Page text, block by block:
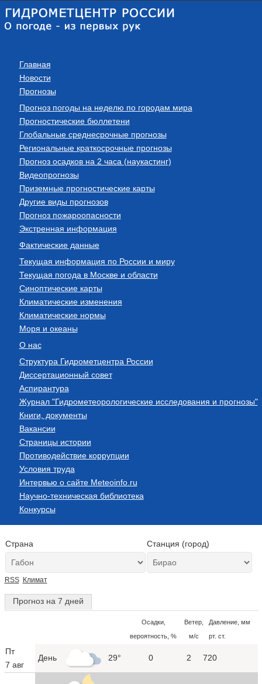
Главная
Новости
Прогнозы
Прогноз погоды на неделю по городам мира
Прогностические бюллетени
Глобальные среднесрочные прогнозы
Региональные краткосрочные прогнозы
Прогноз осадков на 2 часа (наукастинг)
Видеопрогнозы
Приземные прогностические карты
Другие виды прогнозов
Прогноз пожароопасности
Экстренная информация
Фактические данные
Текущая информация по России и миру
Текущая погода в Москве и области
Синоптические карты
Климатические изменения
Климатические нормы
Моря и океаны
О нас
Структура Гидрометцентра России
Диссертационный совет
Аспирантура
Журнал "Гидрометеорологические исследования и прогнозы"
Книги, документы
Вакансии
Страницы истории
Противодействие коррупции
Условия труда
Интервью о сайте Meteoinfo.ru
Научно-техническая библиотека
Конкурсы
Страна Станция (город)
RSS Климат
Прогноз на 7 дней
Осадки,
вероятность, %
Ветер,
м/с
Давление, мм
рт. ст.
Пт
7 авг
День 29° 0 2 720